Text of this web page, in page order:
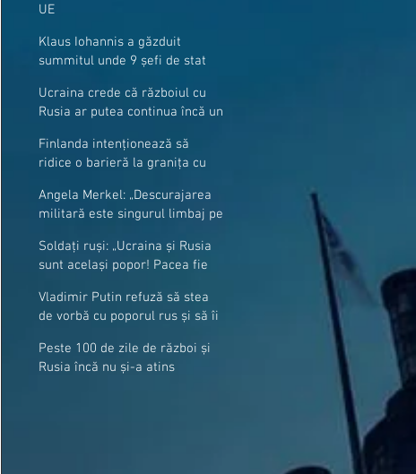
UE
Klaus Iohannis a găzduit
summitul unde 9 șefi de stat
granițe
Ucraina crede că războiul cu
Rusia ar putea continua încă un
Finlanda intenționează să
ridice o barieră la granița cu
Angela Merkel: „Descurajarea
militară este singurul limbaj pe
Soldați ruși: „Ucraina și Rusia
sunt același popor! Pacea fie
Vladimir Putin refuză să stea
de vorbă cu poporul rus și să îi
Peste 100 de zile de război și
Rusia încă nu și-a atins